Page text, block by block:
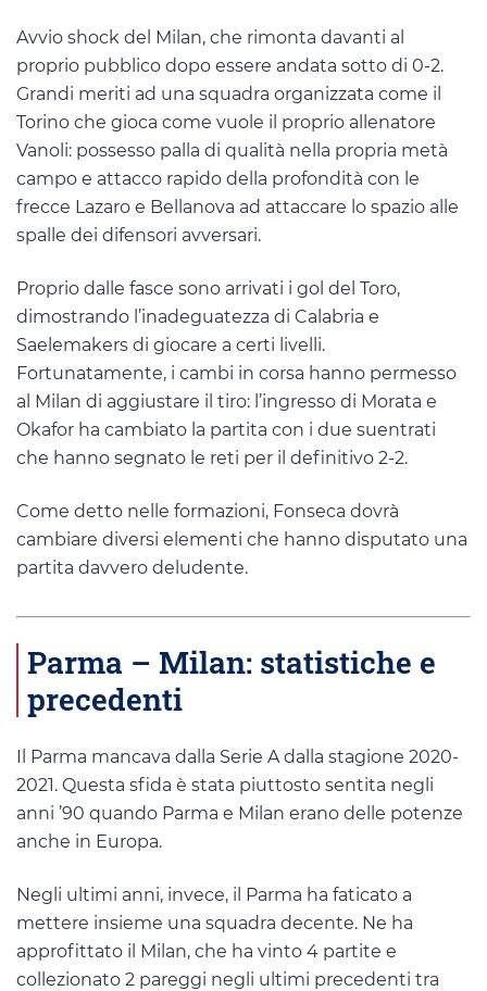
Avvio shock del Milan, che rimonta davanti al
proprio pubblico dopo essere andata sotto di 0-2.
Grandi meriti ad una squadra organizzata come il
Torino che gioca come vuole il proprio allenatore
Vanoli: possesso palla di qualità nella propria metà
campo e attacco rapido della profondità con le
frecce Lazaro e Bellanova ad attaccare lo spazio alle
spalle dei difensori avversari.
Proprio dalle fasce sono arrivati i gol del Toro,
dimostrando l’inadeguatezza di Calabria e
Saelemakers di giocare a certi livelli.
Fortunatamente, i cambi in corsa hanno permesso
al Milan di aggiustare il tiro: l’ingresso di Morata e
Okafor ha cambiato la partita con i due suentrati
che hanno segnato le reti per il definitivo 2-2.
Come detto nelle formazioni, Fonseca dovrà
cambiare diversi elementi che hanno disputato una
partita davvero deludente.
Parma – Milan: statistiche e
precedenti
Il Parma mancava dalla Serie A dalla stagione 2020-
2021. Questa sfida è stata piuttosto sentita negli
anni ’90 quando Parma e Milan erano delle potenze
anche in Europa.
Negli ultimi anni, invece, il Parma ha faticato a
mettere insieme una squadra decente. Ne ha
approfittato il Milan, che ha vinto 4 partite e
collezionato 2 pareggi negli ultimi precedenti tra